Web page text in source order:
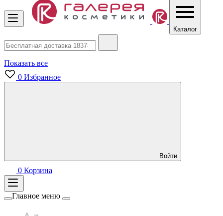
Каталог
Показать все
0 Избранное
Войти
0 Корзина
Главное меню